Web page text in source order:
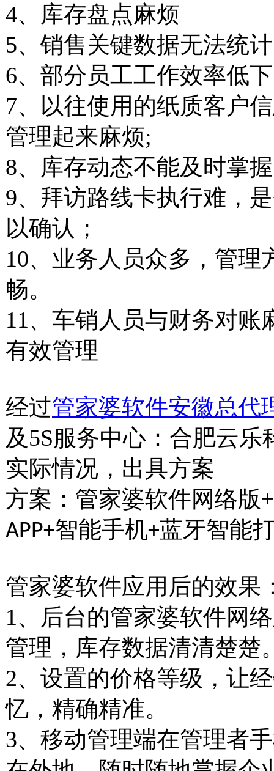
4、 库存盘点麻烦
5、 销售关键数据无法统
6、 部分员工工作效率低
7、 以往使用的纸质客户
管理起来麻烦;
8、 库存动态不能及时掌
9、 拜访路线卡执行难，
以确认；
10、 业务人员众多，管理
畅。
11、 车销人员与财务对账
有效管理
经过管家婆软件安徽总代
及 5S服务中心：合肥云乐
实际情况，出具方案
方案：管家婆软件网络版+
APP+智能手机+蓝牙智能
管家婆软件应用后的效果
1、后台的管家婆软件网
管理，库存数据清清楚楚
2、设置的价格等级，让
忆，精确精准。
3、移动管理端在管理者